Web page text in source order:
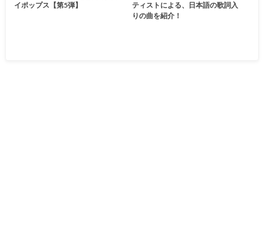
イポップス【第5弾】
ティストによる、日本語の歌詞入
りの曲を紹介！